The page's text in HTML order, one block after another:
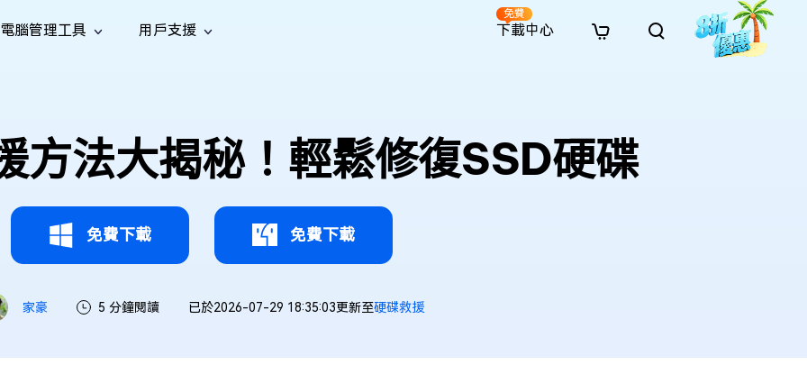
資料恢復
資料
LINE 資料恢復
無需備份復原 LINE 聊天記錄
· USB 隨身碟救援
· 資源回收桶救援
· 資料救援
· Office 檔案救援
影片修
復
照片修
復
檔案修
復
復
強
強
線上照片修復
線上檔案修復
· 電影感 AI 影像提示詞
· 動漫轉真實風格提示詞
電腦管理工具
File Deleter
複檔案
全新
優化您的 Mac
Dll Fixer
修復 Windows 中的所有 DLL 錯誤
修復損毀的 PST/OST 檔案
· 硬碟對拷
· 優化 Mac 速度
· 擴充 C 槽
· 釋放磁碟空間
用戶支援
心
下載中心
免費
方法大揭秘！輕鬆修復SSD硬碟
免費下載 免費下載
家豪 5 分鐘閱讀 已於2026-07-29 18:35:03更新至硬碟救援